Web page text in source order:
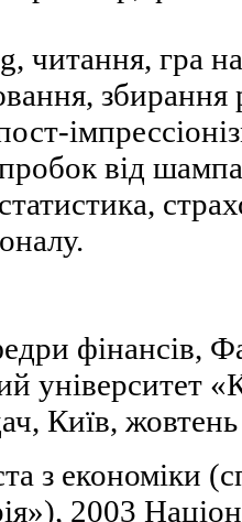
читання, гра
збирання
від
статистика,
фінансів,
університет
Київ,
з економіки
2003